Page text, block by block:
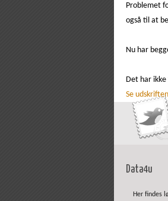
Problemet
også til at
Nu har
Det har
Se
Data4u
Her findes